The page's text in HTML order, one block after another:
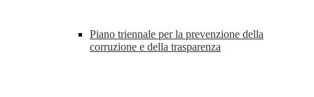
Piano triennale per la prevenzione della
corruzione e della trasparenza